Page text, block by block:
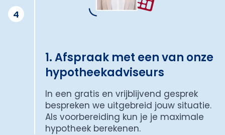
4
1. Afspraak met een van onze
hypotheekadviseurs
In een gratis en vrijblijvend gesprek
bespreken we uitgebreid jouw situatie.
Als voorbereiding kun je je maximale
hypotheek berekenen.